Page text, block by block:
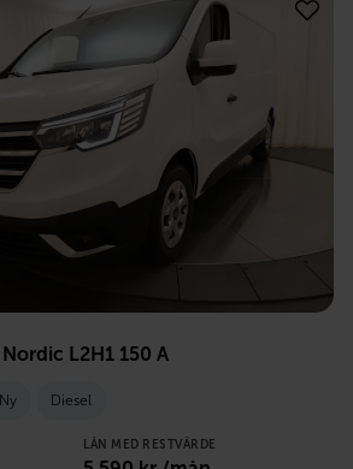
L2H1 150 A
Ny Diesel
LÅN MED RESTVÄRDE